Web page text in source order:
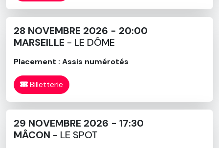
28 NOVEMBRE 2026 - 20:00
MARSEILLE - LE DÔME
Placement : Assis numérotés
Billetterie
29 NOVEMBRE 2026 - 17:30
MÂCON - LE SPOT